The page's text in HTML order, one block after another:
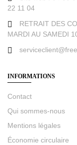
22 11 04
RETRAIT DES
MARDI AU SAMEDI
INFORMATIONS
Contact
Qui sommes-nous
Mentions légales
Économie circulaire